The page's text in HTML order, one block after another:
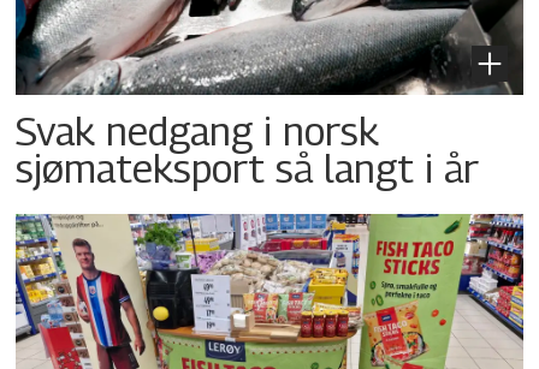
Svak nedgang i norsk
sjømateksport så langt i år